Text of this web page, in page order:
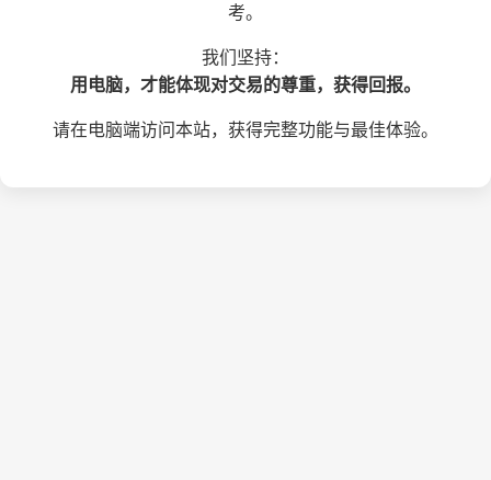
考。
我们坚持：
用电脑，才能体现对交易的尊重，获得回报。
请在电脑端访问本站，获得完整功能与最佳体验。